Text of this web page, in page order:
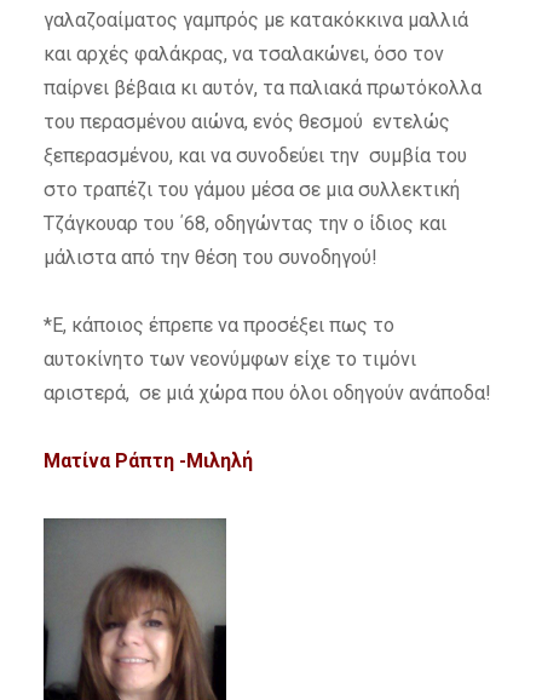
γαλαζοαίματος γαμπρός με κατακόκκινα μαλλιά
και αρχές φαλάκρας, να τσαλακώνει, όσο τον
παίρνει βέβαια κι αυτόν, τα παλιακά πρωτόκολλα
του περασμένου αιώνα, ενός θεσμού εντελώς
ξεπερασμένου, και να συνοδεύει την συμβία του
στο τραπέζι του γάμου μέσα σε μια συλλεκτική
Τζάγκουαρ του ΄68, οδηγώντας την ο ίδιος και
μάλιστα από την θέση του συνοδηγού!
*Ε, κάποιος έπρεπε να προσέξει πως το
αυτοκίνητο των νεονύμφων είχε το τιμόνι
αριστερά, σε μιά χώρα που όλοι οδηγούν ανάποδα!
Ματίνα Ράπτη -Μιληλή